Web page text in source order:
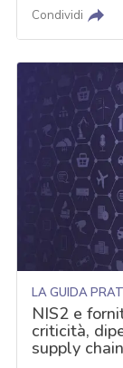
Condividi
LA GUIDA
NIS2 e
criticità,
supply chain